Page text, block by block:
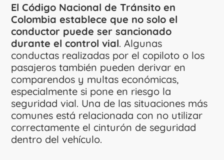
El Código Nacional de Tránsito en
Colombia establece que no solo el
conductor puede ser sancionado
durante el control vial. Algunas
conductas realizadas por el copiloto o los
pasajeros también pueden derivar en
comparendos y multas económicas,
especialmente si pone en riesgo la
seguridad vial. Una de las situaciones más
comunes está relacionada con no utilizar
correctamente el cinturón de seguridad
dentro del vehículo.